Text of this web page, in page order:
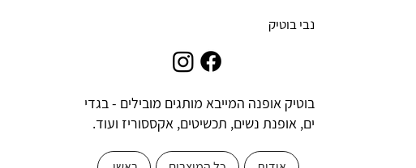
נבי בוטיק
בוטיק אופנה המייבא מותגים מובילים - בגדי
ים, אופנת נשים, תכשיטים, אקססוריז ועוד.